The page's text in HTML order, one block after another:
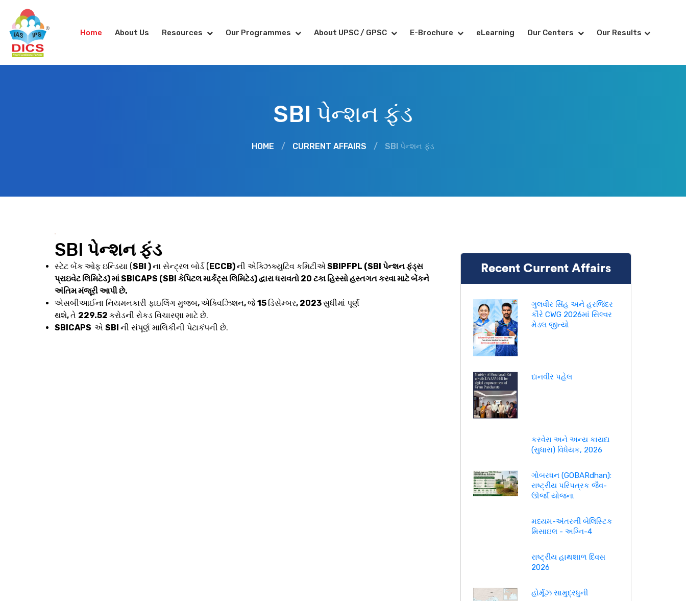
Home About Us Resources Our Programmes About UPSC / GPSC E-Brochure eLearning Our Centers Our Results
SBI પેન્શન ફંડ
HOME / CURRENT AFFAIRS / SBI પેન્શન ફંડ
SBI પેન્શન ફંડ
સ્ટેટ બેંક ઓફ ઇન્ડિયા (SBI )ના સેન્ટ્રલ બોર્ડ ( ECCB)ની એક્ઝિક્યુટિવ કમિટીએSBIPFPL (SBI પેન્શન ફંડ્સ
પ્રાઇવેટ લિમિટેડ) માં SBICAPS (SBI કેપિટલ માર્કેટ્સ લિમિટેડ) દ્વારા ધરાવતો 20 ટકા હિસ્સો હસ્તગત કરવા માટે બેંકને
અંતિમ મંજૂરી આપી છે.
એસબીઆઈના નિયમનકારી ફાઇલિંગ મુજબ,એક્વિઝિશન,જે 15 ડિસેમ્બર, 2023સુધીમાં પૂર્ણ
થશે,તે ₹229.52 કરોડની રોકડ વિચારણા માટે છે.
SBICAPS એ SBI ની સંપૂર્ણ માલિકીની પેટાકંપની છે.
Recent Current Affairs
ગુલવીર સિંહ અને હરજિંદર
કૌરે CWG 2026માં સિલ્વર
મેડલ જીત્યો
દાનવીર પહેલ
કરવેરા અને અન્ય કાયદા
(સુધારા) વિધેયક, 2026
ગોબરધન (GOBARdhan):
રાષ્ટ્રીય પરિપત્રક જૈવ-
ઊર્જા યોજના
મધ્યમ-અંતરની બેલિસ્ટિક
મિસાઇલ - અગ્નિ-4
રાષ્ટ્રીય હાથશાળ દિવસ
2026
હોર્મૂઝ સામુદ્રધુની